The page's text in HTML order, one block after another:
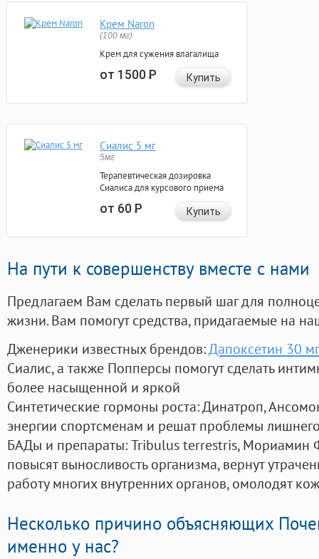
Крем Naron
(100 мг)
Крем для сужения влагалища
от 1500Р Купить
Сиалис 5 мг
5мг
Терапевтическая дозировка
Сиалиса для курсового приема
от 60Р Купить
На пути к совершенству вместе с нами
Предлагаем Вам сделать первый шаг для
жизни. Вам помогут средства, придагаемые на
Дженерики известных брендов:Дапоксетин 30
Сиалис, а также Попперсы помогут сделать
более насыщенной и яркой
Синтетические гормоны роста: Динатроп,
энергии спортсменам и решат проблемы
БАДы и препараты:Tribulus terrestris, Мориамин
повысят выносливость организма, вернут
работу многих внутренних органов, омолодят
Несколько причино объясняющих
именно у нас?